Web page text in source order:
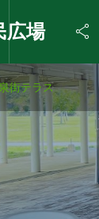
広場 
街テラス